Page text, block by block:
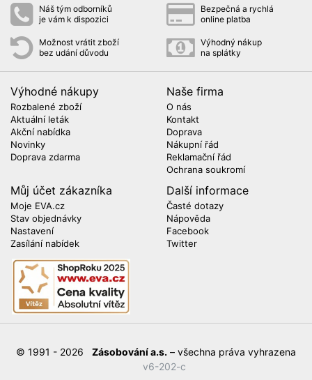
Náš tým odborníků
je vám k dispozici
Bezpečná a rychlá
online platba
Možnost vrátit zboží
bez udání důvodu
Výhodný nákup
na splátky
Výhodné nákupy
Rozbalené zboží
Aktuální leták
Akční nabídka
Novinky
Doprava zdarma
Naše firma
O nás
Kontakt
Doprava
Nákupní řád
Reklamační řád
Ochrana soukromí
Můj účet zákazníka
Moje EVA.cz
Stav objednávky
Nastavení
Zasílání nabídek
Další informace
Časté dotazy
Nápověda
Facebook
Twitter
© 1991 - 2026 Zásobování a.s. – všechna práva vyhrazena
v6-202-c